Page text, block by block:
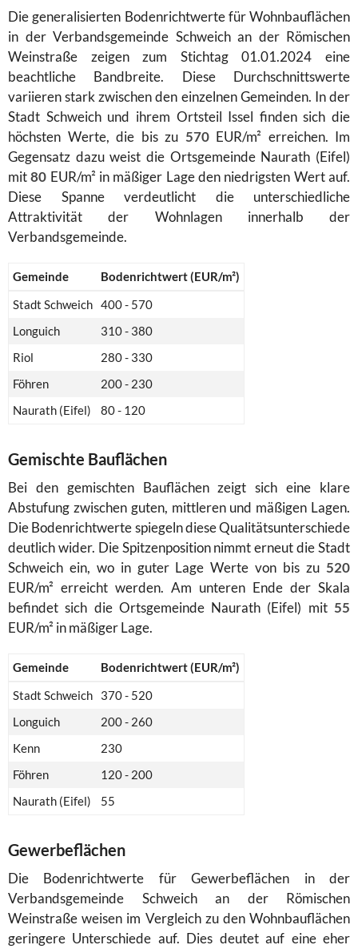
Die generalisierten Bodenrichtwerte für Wohnbauflächen
in der Verbandsgemeinde Schweich an der Römischen
Weinstraße zeigen zum Stichtag 01.01.2024 eine
beachtliche Bandbreite. Diese Durchschnittswerte
variieren stark zwischen den einzelnen Gemeinden. In der
Stadt Schweich und ihrem Ortsteil Issel finden sich die
höchsten Werte, die bis zu 570EUR/m² erreichen. Im
Gegensatz dazu weist die Ortsgemeinde Naurath (Eifel)
mit80 EUR/m² in mäßiger Lage den niedrigsten Wert auf.
Diese Spanne verdeutlicht die unterschiedliche
Attraktivität der Wohnlagen innerhalb der
Verbandsgemeinde.
Gemeinde
Bodenrichtwert (EUR/m²)
Stadt Schweich 400 - 570
Longuich
310 - 380
Riol
280 - 330
Föhren
200 - 230
Naurath (Eifel)
80 - 120
Gemischte Bauflächen
Bei den gemischten Bauflächen zeigt sich eine klare
Abstufung zwischen guten, mittleren und mäßigen Lagen.
Die Bodenrichtwerte spiegeln diese Qualitätsunterschiede
deutlich wider. Die Spitzenposition nimmt erneut die Stadt
Schweich ein, wo in guter Lage Werte von bis zu 520
EUR/m² erreicht werden. Am unteren Ende der Skala
befindet sich die Ortsgemeinde Naurath (Eifel) mit 55
EUR/m² in mäßiger Lage.
Gemeinde
Bodenrichtwert (EUR/m²)
Stadt Schweich
370 - 520
Longuich
200 - 260
Kenn
230
Föhren
120 - 200
Naurath (Eifel)
55
Gewerbeflächen
Die Bodenrichtwerte für Gewerbeflächen in der
Verbandsgemeinde Schweich an der Römischen
Weinstraße weisen im Vergleich zu den Wohnbauflächen
geringere Unterschiede auf. Dies deutet auf eine eher